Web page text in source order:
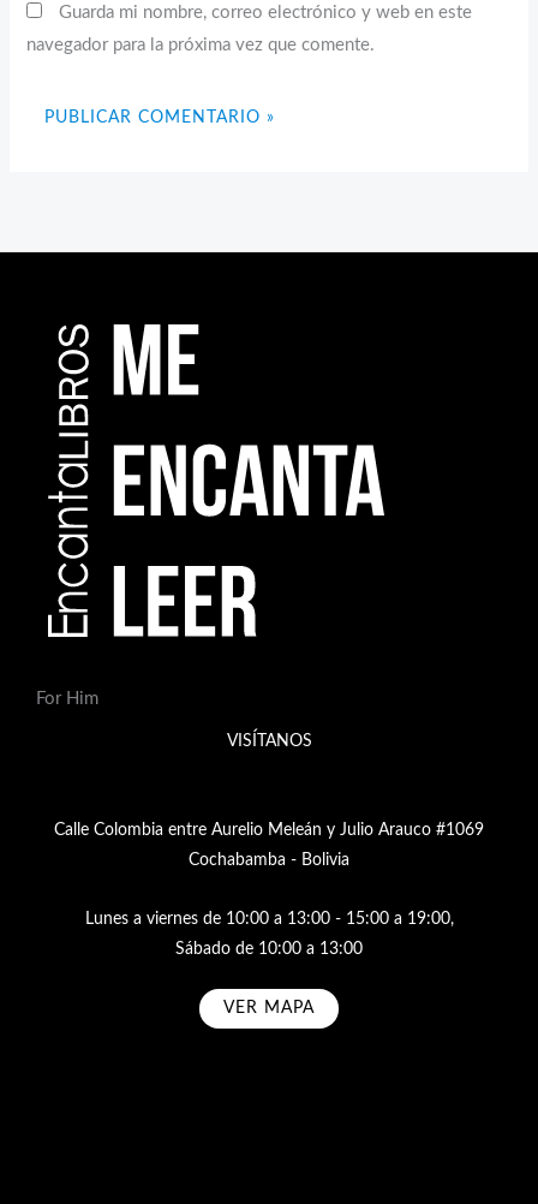
Guarda mi nombre, correo electrónico y web en este
navegador para la próxima vez que comente.
For Him
VISÍTANOS
Calle Colombia entre Aurelio Meleán y Julio Arauco #1069
Cochabamba - Bolivia
Lunes a viernes de 10:00 a 13:00 - 15:00 a 19:00,
Sábado de 10:00 a 13:00
VER MAPA